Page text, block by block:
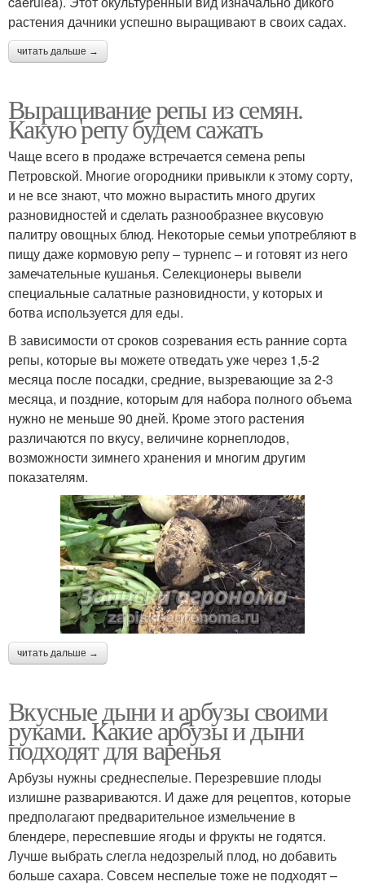
растения дачники успешно выращивают в своих садах.
читать дальше →
Выращивание репы из семян.
Какую репу будем сажать
Чаще всего в продаже встречается семена репы
Петровской. Многие огородники привыкли к этому сорту,
и не все знают, что можно вырастить много других
разновидностей и сделать разнообразнее вкусовую
палитру овощных блюд. Некоторые семьи употребляют в
пищу даже кормовую репу – турнепс – и готовят из него
замечательные кушанья. Селекционеры вывели
специальные салатные разновидности, у которых и
ботва используется для еды.
В зависимости от сроков созревания есть ранние сорта
репы, которые вы можете отведать уже через 1,5-2
месяца после посадки, средние, вызревающие за 2-3
месяца, и поздние, которым для набора полного объема
нужно не меньше 90 дней. Кроме этого растения
различаются по вкусу, величине корнеплодов,
возможности зимнего хранения и многим другим
показателям.
читать дальше →
Вкусные дыни и арбузы своими
руками. Какие арбузы и дыни
подходят для варенья
Арбузы нужны среднеспелые. Перезревшие плоды
излишне развариваются. И даже для рецептов, которые
предполагают предварительное измельчение в
блендере, переспевшие ягоды и фрукты не годятся.
Лучше выбрать слегла недозрелый плод, но добавить
больше сахара. Совсем неспелые тоже не подходят –